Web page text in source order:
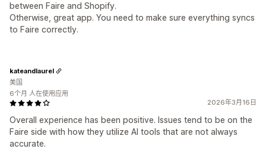
between Faire and Shopify.
Otherwise, great app. You need to make sure everything syncs
to Faire correctly.
2026年3月16日
Overall experience has been positive. Issues tend to be on the
Faire side with how they utilize AI tools that are not always
accurate.
kateandlaurel
美国
6个月 人在使用应用